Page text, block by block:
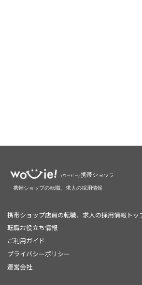
携帯ショップ店員の転職、求人の採用情報トッ
転職お役立ち情報
ご利用ガイド
プライバシーポリシー
運営会社